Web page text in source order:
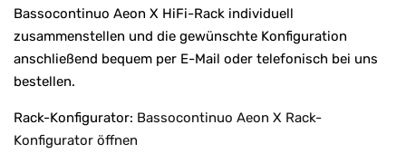
Bassocontinuo Aeon X HiFi-Rack individuell
zusammenstellen und die gewünschte Konfiguration
anschließend bequem per E-Mail oder telefonisch bei uns
bestellen.
Rack-Konfigurator: Bassocontinuo Aeon X Rack-
Konfigurator öffnen